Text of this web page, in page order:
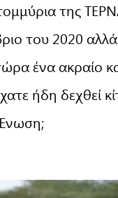
της
του 2020
ένα ακραίο
ήδη δεχθεί